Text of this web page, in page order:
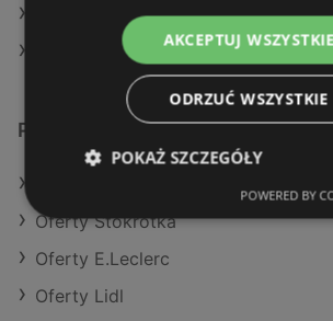
Aktualne gazetki Lidl
Sklepy Action w Police
Podobne sklepy detaliczne
Oferty Stokrotka
Oferty E.Leclerc
Oferty Lidl
AKCEPTUJ WSZYSTKIE
ODRZUĆ WSZYSTKIE
POKAŻ SZCZEGÓŁY
POWERED BY